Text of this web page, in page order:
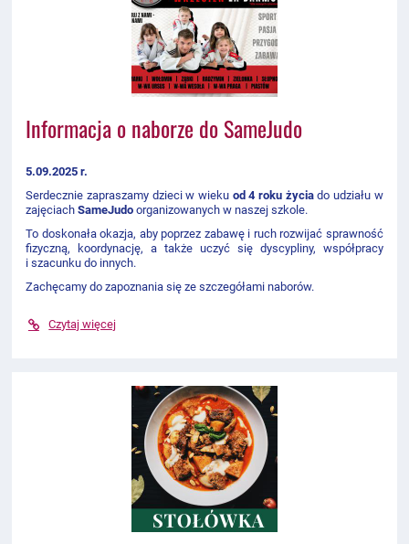
Informacja o naborze do SameJudo
5.09.2025 r.
Serdecznie zapraszamy dzieci w wieku od 4 roku życiado udziału w
zajęciachSameJudo organizowanych w naszej szkole.
To doskonała okazja, aby poprzez zabawę i ruch rozwijać sprawność
fizyczną, koordynację, a także uczyć się dyscypliny, współpracy
i szacunku do innych.
Zachęcamy do zapoznania się ze szczegółami naborów.
Czytaj więcej